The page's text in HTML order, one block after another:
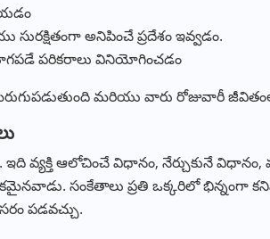
అనిపించే ప్రదేశం ఇవ్వడం.
పరికరాలు వినియోగించడం
మరియు వారు రోజువారీ
ఇది వ్యక్తి ఆలోచించే విధానం, నేర్చుకునే
సంకేతాలు ప్రతి ఒక్కరిలో భిన్నంగా
పడవచ్చు.